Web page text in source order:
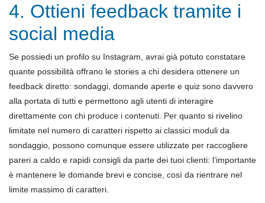
4. Ottieni feedback tramite i
social media
Se possiedi un profilo su Instagram, avrai già potuto constatare
quante possibilità offrano le stories a chi desidera ottenere un
feedback diretto: sondaggi, domande aperte e quiz sono davvero
alla portata di tutti e permettono agli utenti di interagire
direttamente con chi produce i contenuti. Per quanto si rivelino
limitate nel numero di caratteri rispetto ai classici moduli da
sondaggio, possono comunque essere utilizzate per raccogliere
pareri a caldo e rapidi consigli da parte dei tuoi clienti: l’importante
è mantenere le domande brevi e concise, così da rientrare nel
limite massimo di caratteri.